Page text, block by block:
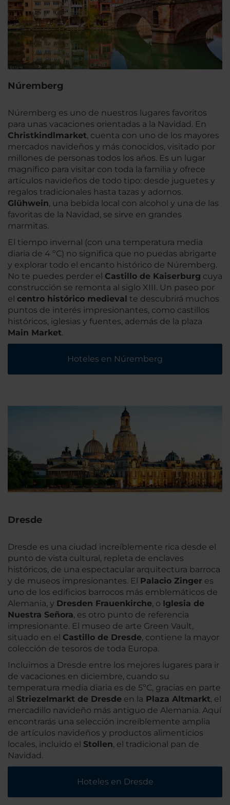
Núremberg
Núremberg es uno de nuestros lugares favoritos
para unas vacaciones orientadas a la Navidad. En
Christkindlmarket, cuenta con uno de los mayores
mercados navideños y más conocidos, visitado por
millones de personas todos los años. Es un lugar
magnífico para visitar con toda la familia y ofrece
artículos navideños de todo tipo: desde juguetes y
regalos tradicionales hasta tazas y adornos.
Glühwein, una bebida local con alcohol y una de las
favoritas de la Navidad, se sirve en grandes
marmitas.
El tiempo invernal (con una temperatura media
diaria de 4 ºC) no significa que no puedas abrigarte
y explorar todo el encanto histórico de Núremberg.
No te puedes perder el Castillo de Kaiserburg cuya
construcción se remonta al siglo XIII. Un paseo por
el centro histórico medieval te descubrirá muchos
puntos de interés impresionantes, como castillos
históricos, iglesias y fuentes, además de la plaza
Main Market.
Hoteles en Núremberg
Dresde
Dresde es una ciudad increíblemente rica desde el
punto de vista cultural, repleta de enclaves
históricos, de una espectacular arquitectura barroca
y de museos impresionantes. El Palacio Zinger es
uno de los edificios barrocos más emblemáticos de
Alemania, y Dresden Frauenkirche, o Iglesia de
Nuestra Señora, es otro punto de referencia
impresionante. El museo de arte Green Vault,
situado en el Castillo de Dresde, contiene la mayor
colección de tesoros de toda Europa.
Incluimos a Dresde entre los mejores lugares para ir
de vacaciones en diciembre, cuando su
temperatura media diaria es de 5ºC, gracias en parte
al Striezelmarkt de Dresde en la Plaza Altmarkt, el
mercadillo navideño más antiguo de Alemania. Aquí
encontrarás una selección increíblemente amplia
de artículos navideños y productos alimenticios
locales, incluido el Stollen, el tradicional pan de
Navidad.
Hoteles en Dresde